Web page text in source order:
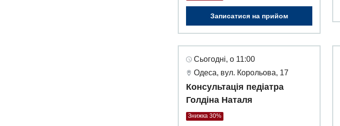
Записатися на прийом
Сьогодні, о 11:00
Одеса, вул. Корольова, 17
Консультація педіатра
Голдіна Наталя
Знижка 30%